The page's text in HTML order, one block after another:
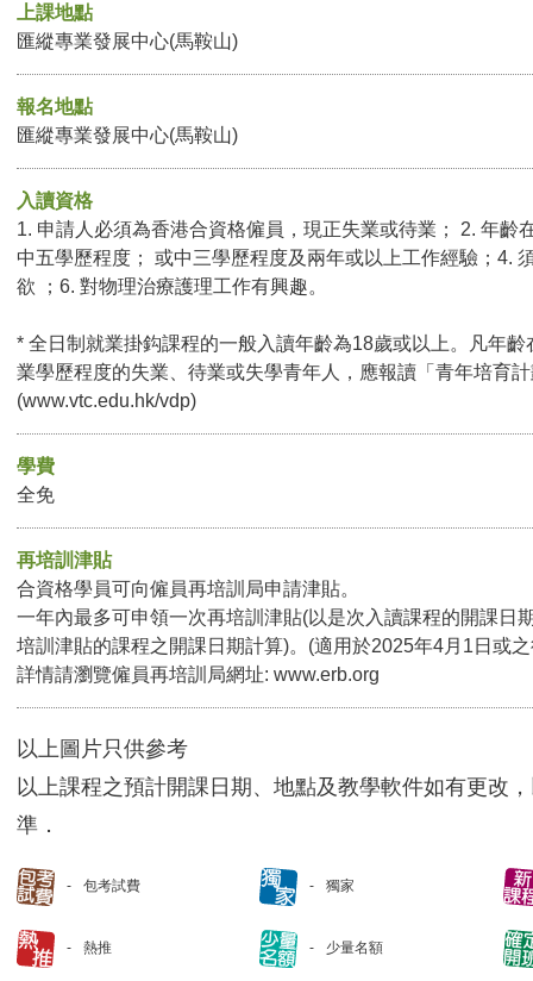
上課地點
匯縱專業發展中心(馬鞍山)
報名地點
匯縱專業發展中心(馬鞍山)
入讀資格
1. 申請人必須為香港合資格僱員，現正失業或待業； 2. 年齡
中五學歷程度； 或中三學歷程度及兩年或以上工作經驗；4.
欲 ；6. 對物理治療護理工作有興趣。
* 全日制就業掛鈎課程的一般入讀年齡為18歲或以上。凡年
業學歷程度的失業、待業或失學青年人，應報讀「青年培育
(www.vtc.edu.hk/vdp)
學費
全免
再培訓津貼
合資格學員可向僱員再培訓局申請津貼。
一年內最多可申領一次再培訓津貼(以是次入讀課程的開課日
培訓津貼的課程之開課日期計算)。(適用於2025年4月1日或
詳情請瀏覽僱員再培訓局網址: www.erb.org
以上圖片只供參考
以上課程之預計開課日期、地點及教學軟件如有更改
準．
包考試費 獨家
熱推 少量名額